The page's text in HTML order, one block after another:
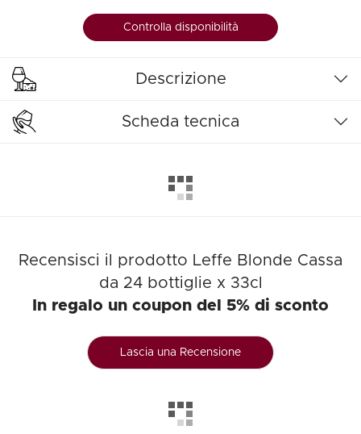
Controlla disponibilità
Descrizione
Scheda tecnica
Recensisci il prodotto Leffe Blonde Cassa
da 24 bottiglie x 33cl
In regalo un coupon del 5% di sconto
Lascia una Recensione